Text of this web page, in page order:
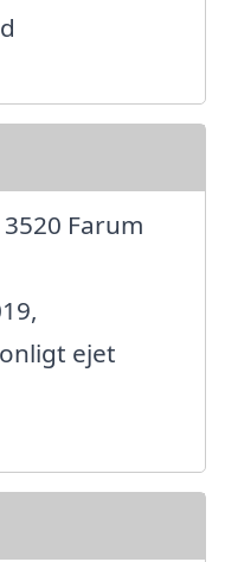
Farum
ejet